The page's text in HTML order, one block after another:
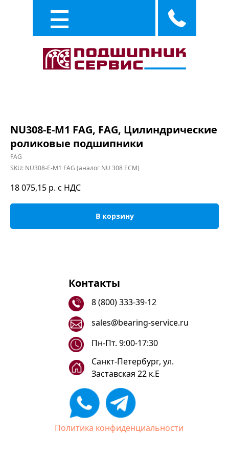
NU308-E-M1 FAG, FAG, Цилиндрические
роликовые подшипники
FAG
SKU: NU308-E-M1 FAG (аналог NU 308 ECM)
18 075,15 р. с НДС
В корзину
Контакты
8 (800) 333-39-12
sales@bearing-service.ru
Санкт-Петербург, ул.
Заставская 22 к.Е
Пн-Пт. 9:00-17:30
Политика конфиденциальности